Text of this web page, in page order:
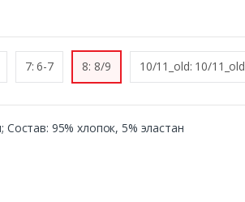
7: 6-7 8: 8/9 10/11_old: 10/11_old
95% хлопок, 5% эластан